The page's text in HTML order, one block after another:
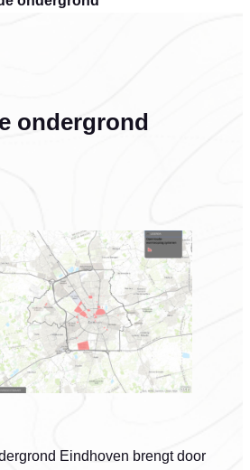
ondergrond
Eindhoven brengt door